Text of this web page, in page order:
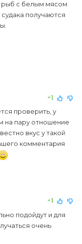
рыб с белым мясом
получаются
+1
проверить, у
на пару отношение
вкус у такой
комментария
+1
подойдут и для
очень